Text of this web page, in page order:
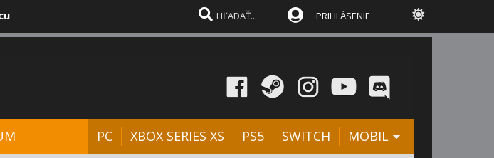
PRIHLÁSENIE
PC XBOX SERIES XS PS5 SWITCH MOBIL